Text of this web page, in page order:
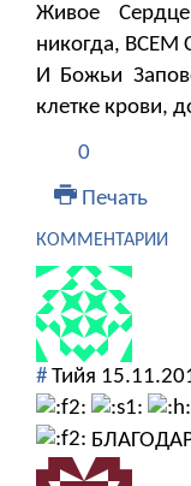
Живое
никогда, ВСЕМ
И Божьи
клетке крови,
0
Печать
КОММЕНТАРИИ
# Тийя